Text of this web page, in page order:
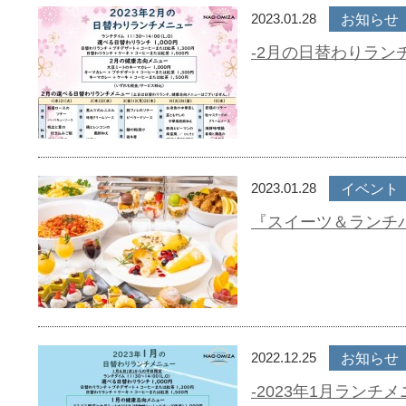
2023.01.28 お知らせ
-2月の日替わりラン
2023.01.28 イベント
『スイーツ＆ランチ
2022.12.25 お知らせ
-2023年1月ランチメ